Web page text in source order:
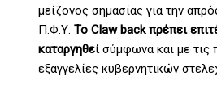
μείζονος σημασίας για την
Π.Φ.Υ.Το Claw back πρέπει
καταργηθείσύμφωνα και με τις
εξαγγελίες κυβερνητικών